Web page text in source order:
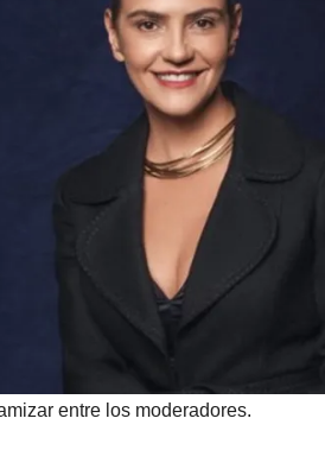
entre los moderadores.